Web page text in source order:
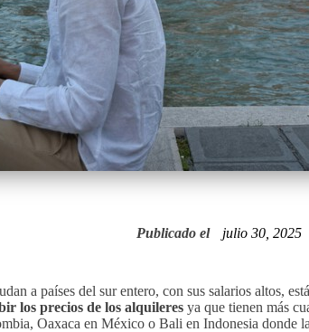
Publicado el julio 30, 2025
a países del sur entero, con sus salarios altos,
los precios de los alquileres ya que tienen más
Oaxaca en México o Bali en Indonesia donde